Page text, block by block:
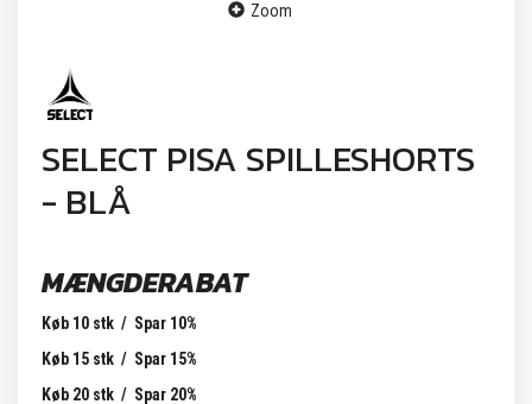
Zoom
SELECT PISA SPILLESHORTS
- BLÅ
MÆNGDERABAT
Køb 10 stk / Spar 10%
Køb 15 stk / Spar 15%
Køb 20 stk / Spar 20%